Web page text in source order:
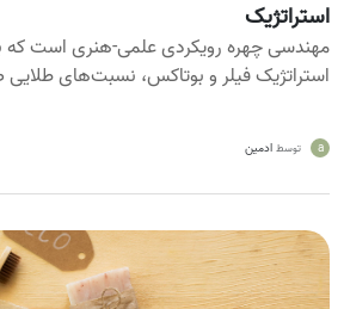
استراتژیک
مهندسی چهره رویکردی علمی-هنری است که
استراتژیک فیلر و بوتاکس، نسبت‌های
a توسط ادمین